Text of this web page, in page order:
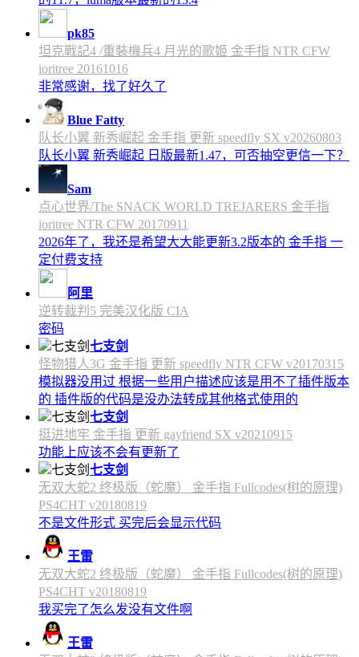
pk85
坦克戰記4 /重裝機兵4 月光的歌姬 金手指 NTR CFW
ioritree 20161016
非常感谢，找了好久了
Blue Fatty
队长小翼 新秀崛起 金手指 更新 speedfly SX v20260803
队长小翼 新秀崛起 日版最新1.47，可否抽空更信一下？
Sam
点心世界/The SNACK WORLD TREJARERS 金手指
ioritree NTR CFW 20170911
2026年了，我还是希望大大能更新3.2版本的 金手指 一
定付费支持
阿里
逆转裁判5 完美汉化版 CIA
密码
七支剑
怪物猎人3G 金手指 更新 speedfly NTR CFW v20170315
模拟器没用过 根据一些用户描述应该是用不了插件版本
的 插件版的代码是没办法转成其他格式使用的
七支剑
挺进地牢 金手指 更新 gayfriend SX v20210915
功能上应该不会有更新了
七支剑
无双大蛇2 终极版（蛇魔） 金手指 Fullcodes(树的原理)
PS4CHT v20180819
不是文件形式 买完后会显示代码
王雷
无双大蛇2 终极版（蛇魔） 金手指 Fullcodes(树的原理)
PS4CHT v20180819
我买完了怎么发没有文件啊
王雷